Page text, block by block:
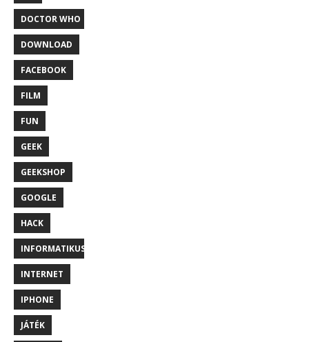
DOCTOR WHO
DOWNLOAD
FACEBOOK
FILM
FUN
GEEK
GEEKSHOP
GOOGLE
HACK
INFORMATIKUS
INTERNET
IPHONE
JÁTÉK